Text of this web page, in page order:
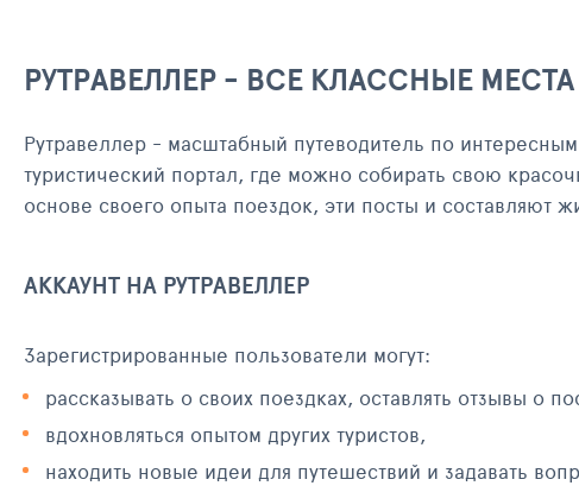
РУТРАВЕЛЛЕР - ВСЕ КЛАССНЫЕ
Рутравеллер - масштабный путеводитель по
туристический портал, где можно собирать свою
основе своего опыта поездок, эти посты и составляют
АККАУНТ НА РУТРАВЕЛЛЕР
Зарегистрированные пользователи могут:
рассказывать о своих поездках, оставлять отзывы о
вдохновляться опытом других туристов,
находить новые идеи для путешествий и задавать